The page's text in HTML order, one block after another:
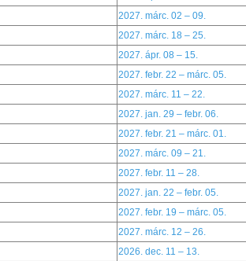
2027. márc. 02 – 09.
2027. márc. 18 – 25.
2027. ápr. 08 – 15.
2027. febr. 22 – márc. 05.
2027. márc. 11 – 22.
2027. jan. 29 – febr. 06.
2027. febr. 21 – márc. 01.
2027. márc. 09 – 21.
2027. febr. 11 – 28.
2027. jan. 22 – febr. 05.
2027. febr. 19 – márc. 05.
2027. márc. 12 – 26.
2026. dec. 11 – 13.